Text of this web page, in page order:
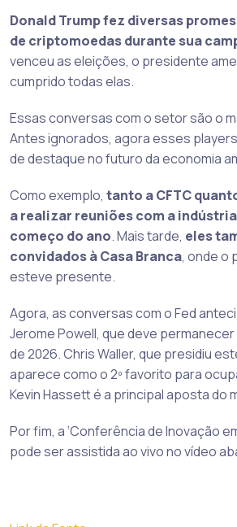
Donald Trump fez diversas
de criptomoedas durante sua
venceu as eleições, o presidente
cumprido todas elas.
Essas conversas com o setor são o
Antes ignorados, agora esses
de destaque no futuro da economia
Como exemplo, tanto a CFTC
a realizar reuniões com a
começo do ano. Mais tarde, eles
convidados à Casa Branca, onde o
esteve presente.
Agora, as conversas com o Fed
Jerome Powell, que deve
de 2026. Chris Waller, que presidiu
aparece como o 2º favorito para
Kevin Hassett é a principal aposta do
Por fim, a ‘Conferência de Inovação
pode ser assistida ao vivo no vídeo